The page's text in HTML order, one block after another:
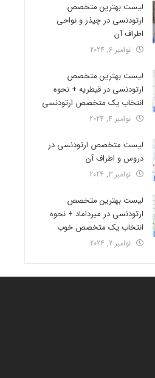
لیست بهترین متخصص
ارتودنسی در چیذر و نواحی
اطراف آن
نوامبر 6, 2024
لیست بهترین متخصص
ارتودنسی در قیطریه + نحوه
انتخاب یک متخصص ارتودنسی
نوامبر 4, 2024
لیست متخصص ارتودنسی در
دروس و اطراف آن
نوامبر 3, 2024
لیست بهترین متخصص
ارتودنسی در میرداماد + نحوه
انتخاب یک متخصص خوب
نوامبر 2, 2024